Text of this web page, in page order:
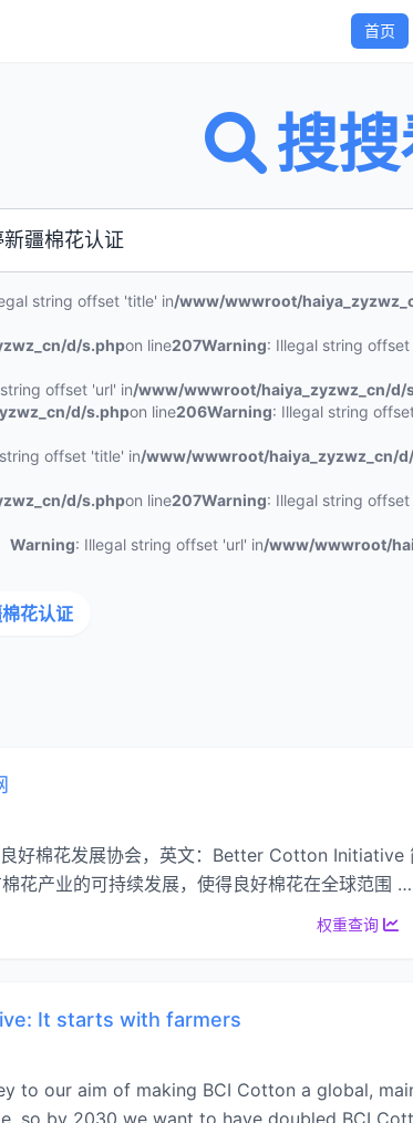
首页
搜
string offset 'title' in/www/wwwroot/
d/s.phpon line207Warning: Illegal string
offset 'url' in/www/wwwroot/haiya_zyzwz_cn/d/
d/s.phpon line206Warning: Illegal string
offset 'title' in/www/wwwroot/haiya_zyzwz_cn/
d/s.phpon line207Warning: Illegal string
Warning: Illegal string offset 'url' in/www/wwwroot/
花认证
好棉花发展协会，英文：Better Cotton Initiative
花产业的可持续发展，使得良好棉花在全球范围
权重查询
It starts with farmers
to our aim of making BCI Cotton a global,
so by 2030 we want to have doubled BCI